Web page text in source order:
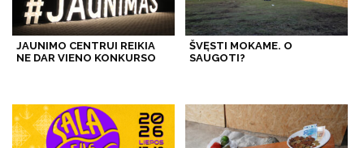
JAUNIMO CENTRUI REIKIA
NE DAR VIENO KONKURSO
ŠVĘSTI MOKAME. O
SAUGOTI?